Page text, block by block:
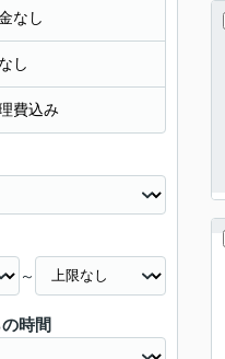
なし
し
費込み
～
時間